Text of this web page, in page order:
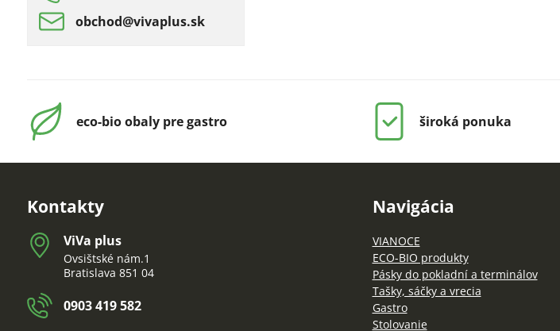
obchod​@vivaplus​.sk
eco-bio obaly pre gastro široká ponuka
Kontakty
ViVa plus
Ovsištské nám.1
Bratislava 851 04
0903 419 582
Navigácia
VIANOCE
ECO-BIO produkty
Pásky do pokladní a terminálov
Tašky, sáčky a vrecia
Gastro
Stolovanie